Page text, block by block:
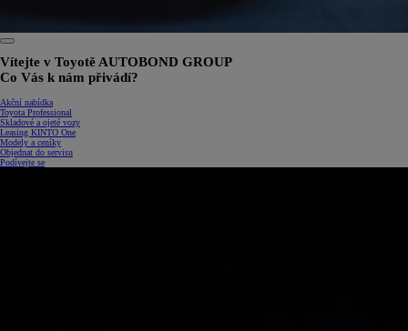
Vítejte v Toyotě AUTOBOND GROUP
Co Vás k nám přivádí?
Akční nabídka
Toyota Professional
Skladové a ojeté vozy
Leasing KINTO One
Modely a ceníky
Objednat do servisu
Podívejte se